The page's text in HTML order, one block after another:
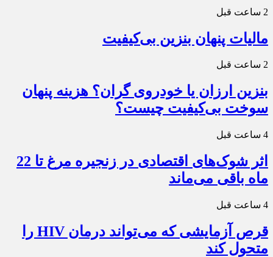
2 ساعت قبل
مالیات پنهان بنزین بی‌کیفیت
2 ساعت قبل
بنزین ارزان یا خودروی گران؟ هزینه پنهان
سوخت بی‌کیفیت چیست؟
4 ساعت قبل
اثر شوک‌های اقتصادی در زنجیره مرغ تا 22
ماه باقی می‌ماند
4 ساعت قبل
قرص آزمایشی که می‌تواند درمان HIV را
متحول کند